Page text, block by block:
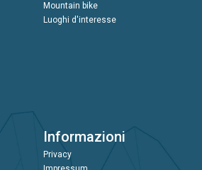
Mountain bike
Luoghi d'interesse
Informazioni
Privacy